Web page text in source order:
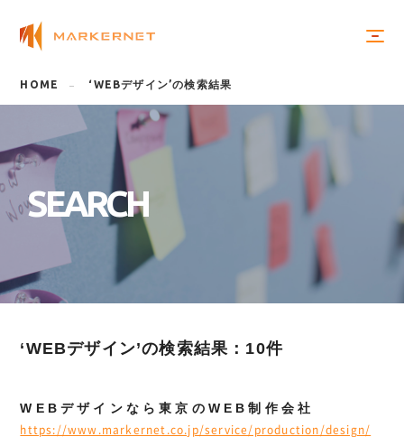
HOME ‘WEBデザイン’の検索結果
SEARCH
‘WEBデザイン’の検索結果：10件
WEBデザインなら東京のWEB制作会社
https://www.markernet.co.jp/service/production/design/